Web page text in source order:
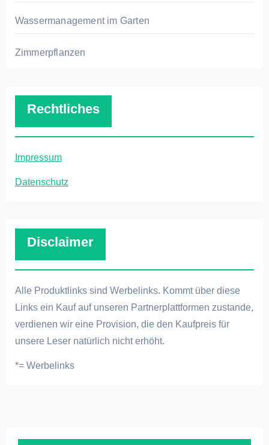
Wassermanagement im Garten
Zimmerpflanzen
Rechtliches
Impressum
Datenschutz
Disclaimer
Alle Produktlinks sind Werbelinks. Kommt über diese
Links ein Kauf auf unseren Partnerplattformen zustande,
verdienen wir eine Provision, die den Kaufpreis für
unsere Leser natürlich nicht erhöht.
*= Werbelinks